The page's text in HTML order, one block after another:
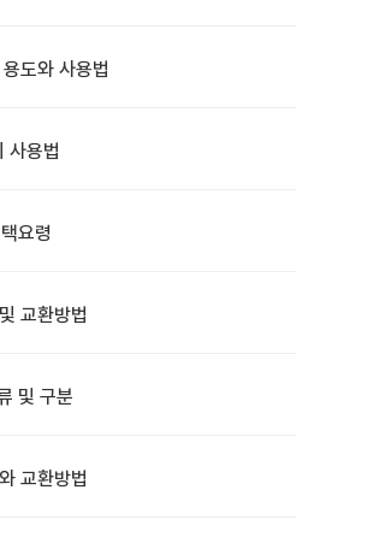
도와 사용법
사용법
요령
교환방법
및 구분
교환방법